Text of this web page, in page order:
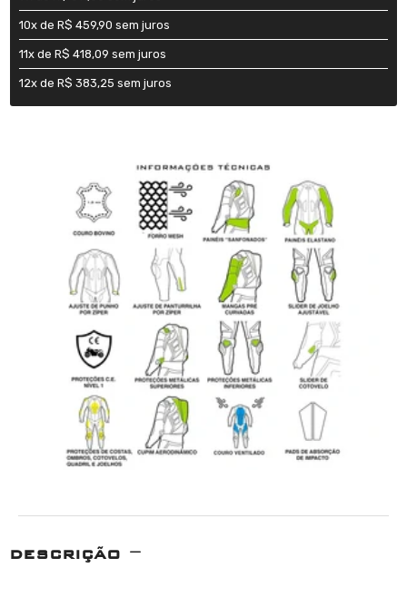
10x de R$ 459,90 sem juros
11x de R$ 418,09 sem juros
12x de R$ 383,25 sem juros
DESCRIÇÃO